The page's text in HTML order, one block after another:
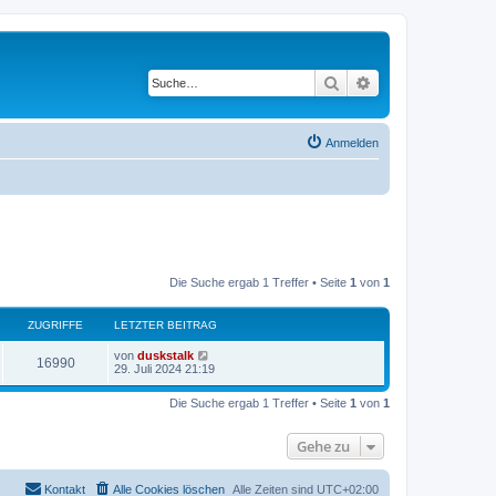
Suche
Anmelden
Die Suche ergab 1 Treffer • Seite 1 von 1
ZUGRIFFE LETZTER BEITRAG
16990 von duskstalk
29. Juli 2024 21:19
Die Suche ergab 1 Treffer • Seite 1 von 1
Gehe zu
Alle Zeiten sind UTC+02:00
Alle Cookies löschen
Kontakt